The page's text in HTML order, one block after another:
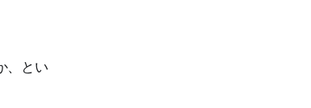
、とい